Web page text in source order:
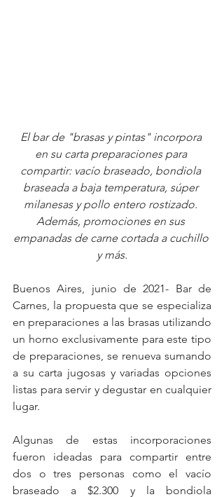
El bar de "brasas y pintas" incorpora
en su carta preparaciones para
compartir: vacío braseado, bondiola
braseada a baja temperatura, súper
milanesas y pollo entero rostizado.
Además, promociones en sus
empanadas de carne cortada a cuchillo
y más.
Buenos Aires, junio de 2021- Bar de
Carnes, la propuesta que se especializa
en preparaciones a las brasas utilizando
un horno exclusivamente para este tipo
de preparaciones, se renueva sumando
a su carta jugosas y variadas opciones
listas para servir y degustar en cualquier
lugar.
Algunas de estas incorporaciones
fueron ideadas para compartir entre
dos o tres personas como el vacío
braseado a $2.300 y la bondiola